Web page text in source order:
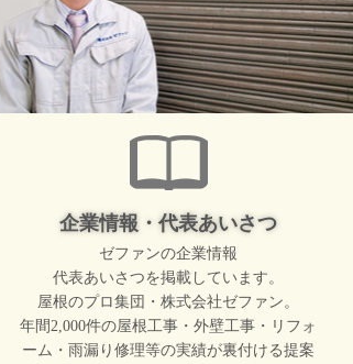
企業情報・代表あいさつ
ゼファンの企業情報
代表あいさつを掲載しています。
屋根のプロ集団・株式会社ゼファン。
年間2,000件の屋根工事・外壁工事・リフォ
ーム・雨漏り修理等の実績が裏付ける提案